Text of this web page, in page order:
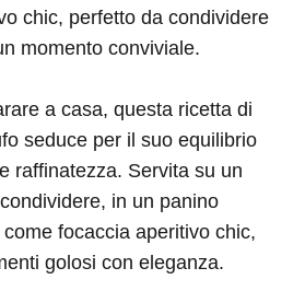
chic, perfetto da condividere
momento conviviale.
a casa, questa ricetta di
seduce per il suo equilibrio
raffinatezza. Servita su un
in un panino
focaccia aperitivo chic,
golosi con eleganza.